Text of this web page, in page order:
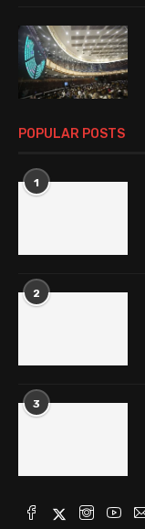
POPULAR POSTS
1
2
3